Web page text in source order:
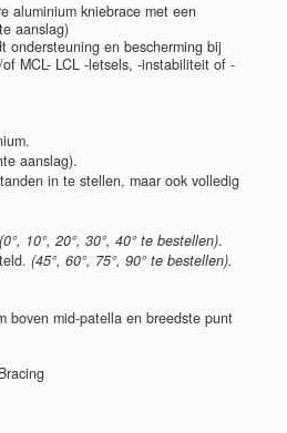
aluminium kniebrace met een
aanslag)
ondersteuning en bescherming bij
MCL- LCL -letsels, -instabiliteit of -
aanslag).
in te stellen, maar ook volledig
(0°, 10°, 20°, 30°, 40° te bestellen).
(45°, 60°, 75°, 90° te bestellen).
boven mid-patella en breedste punt